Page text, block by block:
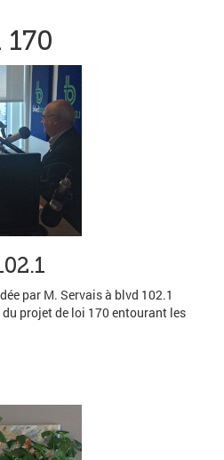
par M. Servais à blvd 102.1
projet de loi 170 entourant les